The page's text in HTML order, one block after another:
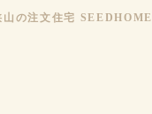
の注文住宅 SEEDHOME